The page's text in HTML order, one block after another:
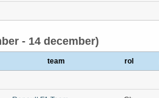
- 14 december)
team rol